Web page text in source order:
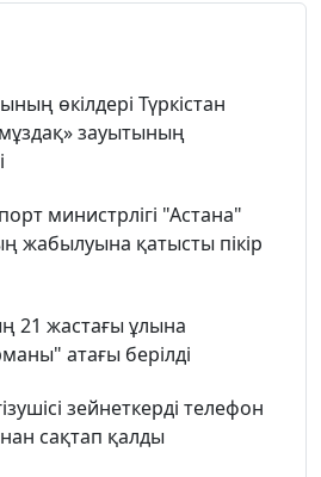
өкілдері Түркістан
зауытының
министрлігі "Астана"
жабылуына қатысты пікір
21 жастағы ұлына
атағы берілді
зейнеткерді телефон
сақтап қалды